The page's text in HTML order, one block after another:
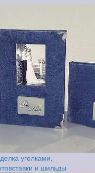
уголками,
и шильды